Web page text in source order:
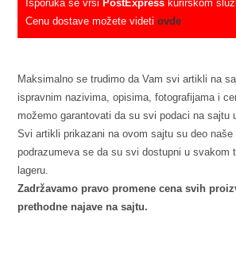
Isporuka se vrši PostExpress kurirskom
Cenu dostave možete videtiovde
Maksimalno se trudimo da Vam svi artikli na
ispravnim nazivima, opisima, fotografijama i
možemo garantovati da su svi podaci na sajtu
Svi artikli prikazani na ovom sajtu su deo naše
podrazumeva se da su svi dostupni u svakom
lageru.
Zadržavamo pravo promene cena svih
prethodne najave na sajtu.